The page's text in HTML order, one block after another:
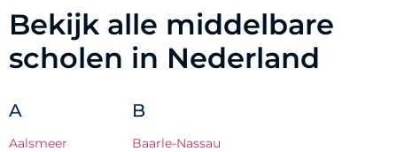
Bekijk alle middelbare
scholen in Nederland
A
Aalsmeer
B
Baarle-Nassau